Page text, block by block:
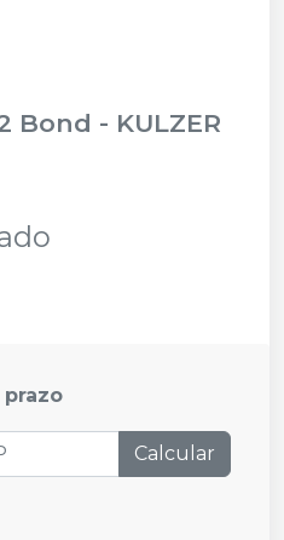
Bond - KULZER
Calcular